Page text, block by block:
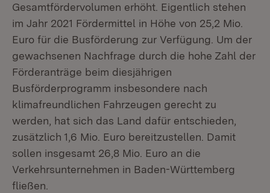
Gesamtfördervolumen erhöht. Eigentlich stehen
im Jahr 2021 Fördermittel in Höhe von 25,2 Mio.
Euro für die Busförderung zur Verfügung. Um der
gewachsenen Nachfrage durch die hohe Zahl der
Förderanträge beim diesjährigen
Busförderprogramm insbesondere nach
klimafreundlichen Fahrzeugen gerecht zu
werden, hat sich das Land dafür entschieden,
zusätzlich 1,6 Mio. Euro bereitzustellen. Damit
sollen insgesamt 26,8 Mio. Euro an die
Verkehrsunternehmen in Baden-Württemberg
fließen.